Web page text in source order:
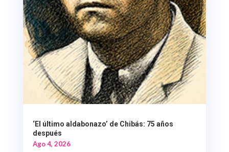
‘El último aldabonazo’ de Chibás: 75 años
después
Ago 4, 2026